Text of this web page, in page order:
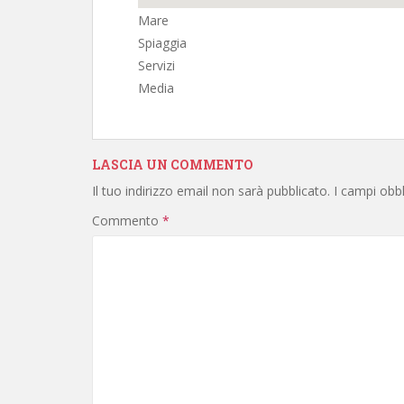
Mare
Spiaggia
Servizi
Media
LASCIA UN COMMENTO
Il tuo indirizzo email non sarà pubblicato. I campi
Commento *